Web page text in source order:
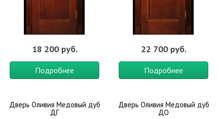
18 200 руб.
Подробнее
22 700 руб.
Подробнее
Дверь Оливия Медовый дуб
ДГ
Дверь Оливия Медовый дуб
ДО